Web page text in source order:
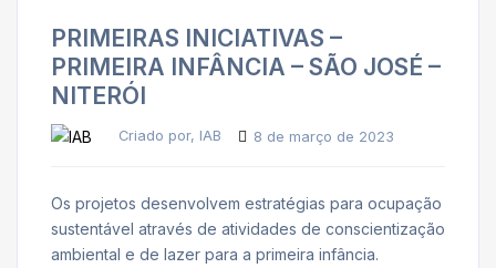
PRIMEIRAS INICIATIVAS –
PRIMEIRA INFÂNCIA – SÃO JOSÉ –
NITERÓI
Criado por, IAB 8 de março de 2023
Os projetos desenvolvem estratégias para ocupação
sustentável através de atividades de conscientização
ambiental e de lazer para a primeira infância.